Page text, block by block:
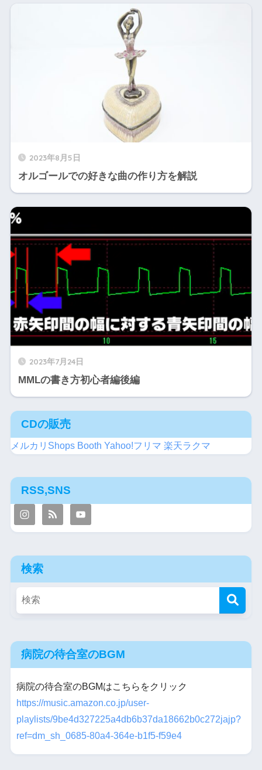
2023年8月5日
オルゴールでの好きな曲の作り方を解説
2023年7月24日
MMLの書き方初心者編後編
CDの販売
メルカリShops Booth Yahoo!フリマ 楽天ラクマ
RSS,SNS
検索
病院の待合室のBGM
病院の待合室のBGMはこちらをクリック
https://music.amazon.co.jp/user-
playlists/9be4d327225a4db6b37da18662b0c272jajp?
ref=dm_sh_0685-80a4-364e-b1f5-f59e4